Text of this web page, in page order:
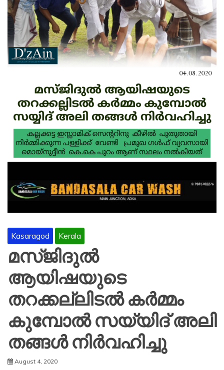
Kasaragod Kerala
മസ്ജിദുൽ
ആയിഷയുടെ
തറക്കല്ലിടൽ കർമ്മം
കുമ്പോൽ സയ്യിദ് അലി
തങ്ങൾ നിർവഹിച്ചു
August 4, 2020